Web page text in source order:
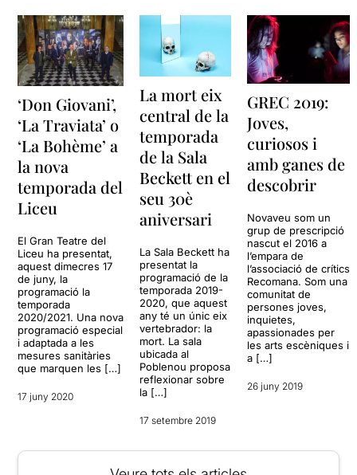
‘Don Giovani’,
‘La Traviata’ o
‘La Bohème’ a
la nova
temporada del
Liceu
El Gran Teatre del
Liceu ha presentat,
aquest dimecres 17
de juny, la
programació la
temporada
2020/2021. Una nova
programació especial
i adaptada a les
mesures sanitàries
que marquen les […]
17 juny 2020
La mort eix
central de la
temporada
de la Sala
Beckett en el
seu 30è
aniversari
La Sala Beckett ha
presentat la
programació de la
temporada 2019-
2020, que aquest
any té un únic eix
vertebrador: la
mort. La sala
ubicada al
Poblenou proposa
reflexionar sobre
la […]
17 setembre 2019
GREC 2019:
Joves,
curiosos i
amb ganes de
descobrir
Novaveu som un
grup de prescripció
nascut el 2016 a
l’empara de
l’associació de crítics
Recomana. Som una
comunitat de
persones joves,
inquietes,
apassionades per
les arts escèniques i
a […]
26 juny 2019